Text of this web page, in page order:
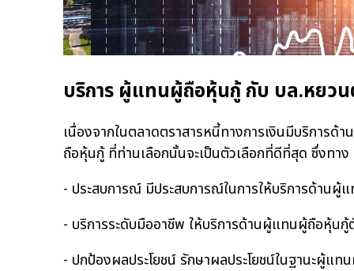
บริการ ผู้แทนผู้ถือหุ้นกู้ กับ บล.หยวน
เนื่องจากในตลาดตราสารหนี้ทางการเงินมีบริการ
ถือหุ้นกู้ ที่ท่านเลือกนั้นจะเป็นตัวเลือกที่ดีที่สุด ซึ่งทา
- ประสบการณ์ มีประสบการณ์ในการให้บริการด้านผู้
- บริการระดับมืออาชีพ ให้บริการด้านผู้แทนผู้ถือหุ้น
- ปกป้องผลประโยชน์ รักษาผลประโยชน์ในฐานะผู้แ